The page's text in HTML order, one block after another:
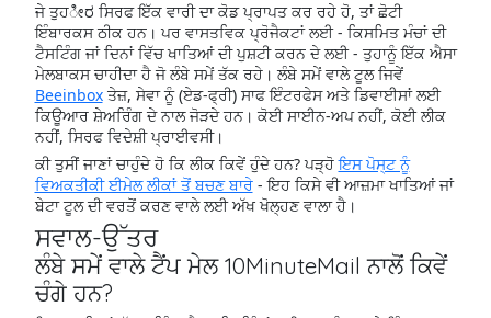
ਜੇ ਤੁਹೀರ ਸਿਰਫ ਇੱਕ ਵਾਰੀ ਦਾ ਕੋਡ ਪ੍ਰਾਪਤ ਕਰ ਰਹੇ ਹੋ, ਤਾਂ ਛੋਟੀ
ਇੰਬਾਰਕਸ ਠੀਕ ਹਨ। ਪਰ ਵਾਸਤਵਿਕ ਪ੍ਰੋਜੈਕਟਾਂ ਲਈ - ਕਿਸਮਿਤ ਮੰਚਾਂ ਦੀ
ਟੈਸਟਿੰਗ ਜਾਂ ਦਿਨਾਂ ਵਿੱਚ ਖਾਤਿਆਂ ਦੀ ਪੁਸ਼ਟੀ ਕਰਨ ਦੇ ਲਈ - ਤੁਹਾਨੂੰ ਇੱਕ ਐਸਾ
ਮੇਲਬਾਕਸ ਚਾਹੀਦਾ ਹੈ ਜੋ ਲੰਬੇ ਸਮੇਂ ਤੱਕ ਰਹੇ। ਲੰਬੇ ਸਮੇਂ ਵਾਲੇ ਟੂਲ ਜਿਵੇਂ
Beeinboxਤੇਜ਼, ਸੇਵਾ ਨੂੰ (ਏਡ-ਫ੍ਰੀ) ਸਾਫ ਇੰਟਰਫੇਸ ਅਤੇ ਡਿਵਾਈਸਾਂ ਲਈ
ਕਿਊਆਰ ਸ਼ੇਅਰਿੰਗ ਦੇ ਨਾਲ ਜੋੜਦੇ ਹਨ। ਕੋਈ ਸਾਈਨ-ਅਪ ਨਹੀਂ, ਕੋਈ ਲੀਕ
ਨਹੀਂ, ਸਿਰਫ ਵਿਦੇਸ਼ੀ ਪ੍ਰਾਈਵਸੀ।
ਕੀ ਤੁਸੀਂ ਜਾਣਾਂ ਚਾਹੁੰਦੇ ਹੋ ਕਿ ਲੀਕ ਕਿਵੇਂ ਹੁੰਦੇ ਹਨ? ਪੜ੍ਹੋਇਸ ਪੋਸ੍ਟ ਨੂੰ
ਵਿਅਕਤੀਕੀ ਈਮੇਲ ਲੀਕਾਂ ਤੋਂ ਬਚਣ ਬਾਰੇ- ਇਹ ਕਿਸੇ ਵੀ ਆਜ਼ਮਾ ਖਾਤਿਆਂ ਜਾਂ
ਬੇਟਾ ਟੂਲ ਦੀ ਵਰਤੋਂ ਕਰਣ ਵਾਲੇ ਲਈ ਅੱਖ ਖੋਲ੍ਹਣ ਵਾਲਾ ਹੈ।
ਸਵਾਲ-ਉੱਤਰ
ਲੰਬੇ ਸਮੇਂ ਵਾਲੇ ਟੈਂਪ ਮੇਲ 10MinuteMail ਨਾਲੋਂ ਕਿਵੇਂ
ਚੰਗੇ ਹਨ?